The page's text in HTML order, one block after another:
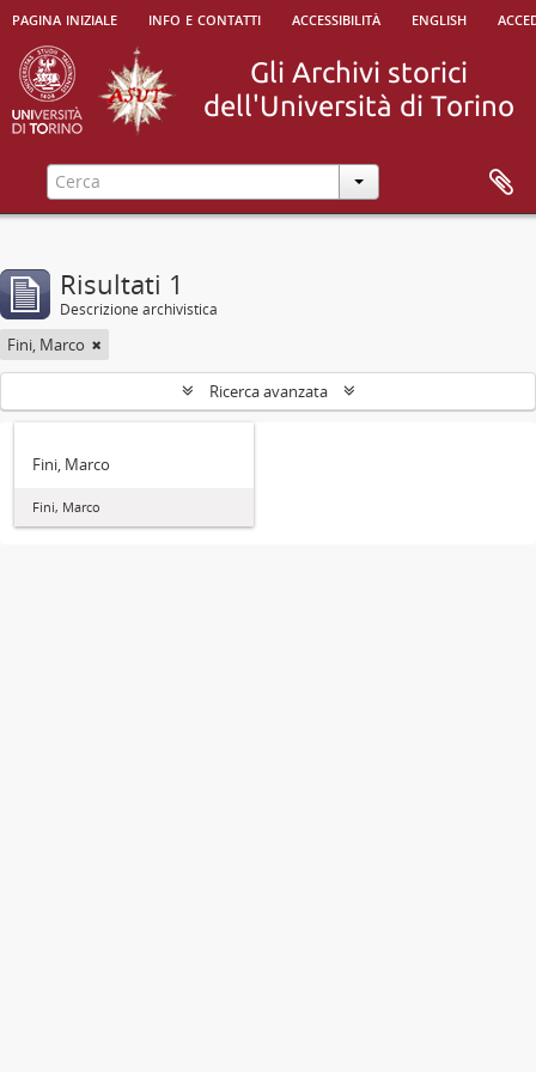
pagina iniziale info e contatti accessibilità english
Risultati 1
Descrizione archivistica
Fini, Marco
Ricerca avanzata
Fini, Marco
Fini, Marco